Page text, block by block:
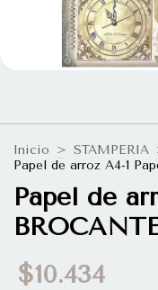
Inicio > STAMPERIA
Papel de arroz A4-1
Papel de
$10.434